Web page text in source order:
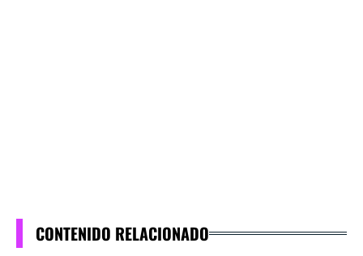
CONTENIDO RELACIONADO